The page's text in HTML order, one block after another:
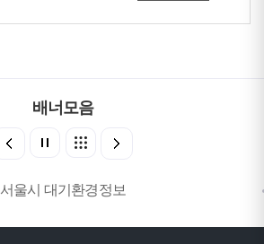
배너모음
서울시 대기환경정보